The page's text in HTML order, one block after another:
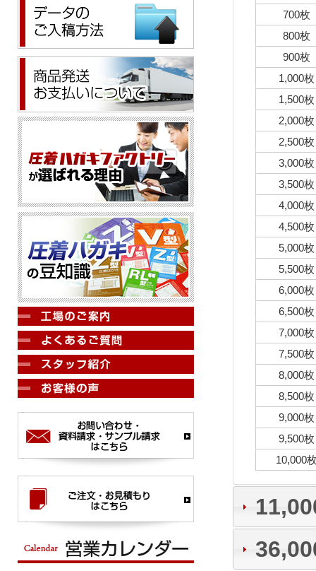
700枚
800枚
900枚
1,000枚
1,500枚
2,000枚
2,500枚
3,000枚
3,500枚
4,000枚
4,500枚
5,000枚
5,500枚
6,000枚
6,500枚
7,000枚
7,500枚
8,000枚
8,500枚
9,000枚
9,500枚
10,000